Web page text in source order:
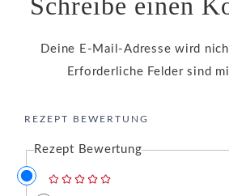
Schreibe einen
Deine E-Mail-Adresse wird
Erforderliche Felder sind
REZEPT BEWERTUNG
Rezept Bewertung